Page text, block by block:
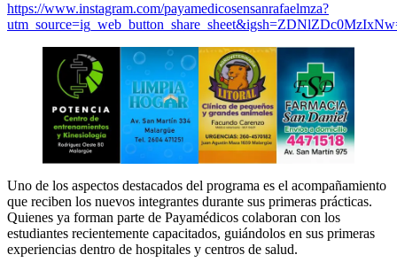
https://www.instagram.com/payamedicosensanrafaelmza?
Uno de los aspectos destacados del programa es el acompañamiento
que reciben los nuevos integrantes durante sus primeras prácticas.
Quienes ya forman parte de Payamédicos colaboran con los
estudiantes recientemente capacitados, guiándolos en sus primeras
experiencias dentro de hospitales y centros de salud.